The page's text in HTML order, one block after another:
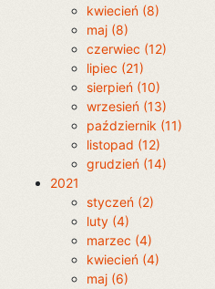
kwiecień (8)
maj (8)
czerwiec (12)
lipiec (21)
sierpień (10)
wrzesień (13)
październik (11)
listopad (12)
grudzień (14)
2021
styczeń (2)
luty (4)
marzec (4)
kwiecień (4)
maj (6)